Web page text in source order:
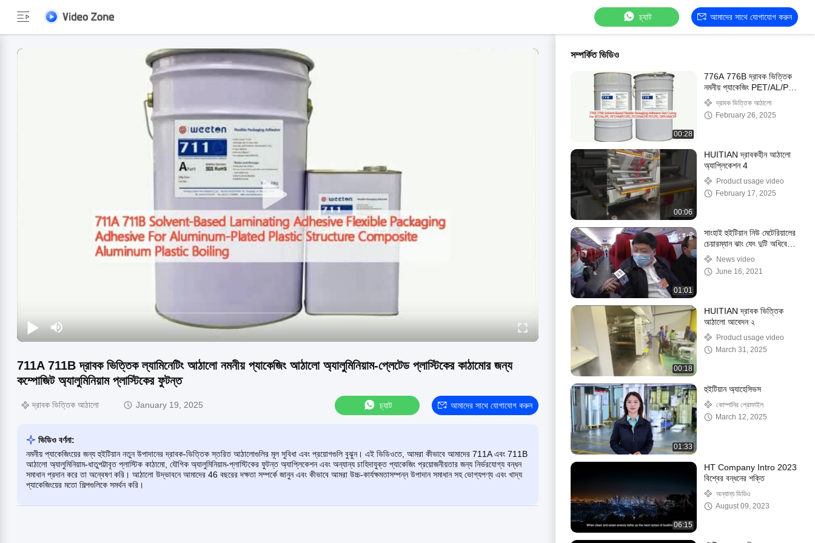
চ্যাট আমাদের সাথে যোগাযোগ করুন
711A 711B দ্রাবক ভিত্তিক ল্যামিনেটিং আঠালো নমনীয় প্যাকেজিং আঠালো অ্যালুমিনিয়াম-প্লেটেড প্লাস্টিকের কাঠামোর জন্য
কম্পোজিট অ্যালুমিনিয়াম প্লাস্টিকের ফুটন্ত
দ্রাবক ভিত্তিক আঠালো January 19, 2025 চ্যাট আমাদের সাথে যোগাযোগ করুন
ভিডিও বর্ণনা:
নমনীয় প্যাকেজিংয়ের জন্য হুইটিয়ান নতুন উপাদানের দ্রাবক-ভিত্তিক স্তরিত আঠালোগুলির মূল সুবিধা এবং প্রয়োগগুলি বুঝুন। এই ভিডিওতে, আমরা কীভাবে আমাদের 711A এবং 711B
আঠালো অ্যালুমিনিয়াম-ধাতুপট্টাবৃত প্লাস্টিক কাঠামো, যৌগিক অ্যালুমিনিয়াম-প্লাস্টিকের ফুটন্ত অ্যাপ্লিকেশন এবং অন্যান্য চাহিদাযুক্ত প্যাকেজিং প্রয়োজনীয়তার জন্য নির্ভরযোগ্য বন্ধন
সমাধান প্রদান করে তা অন্বেষণ করি। আঠালো উদ্ভাবনে আমাদের 46 বছরের দক্ষতা সম্পর্কে জানুন এবং কীভাবে আমরা উচ্চ-কার্যক্ষমতাসম্পন্ন উপাদান সমাধান সহ ভোগ্যপণ্য এবং খাদ্য
প্যাকেজিংয়ের মতো শিল্পগুলিকে সমর্থন করি।
সম্পর্কিত ভিডিও
00:28
776A 776B দ্রাবক ভিত্তিক
নমনীয় প্যাকেজিং PET/AL/PE,
VMCPP, PE,
OPP/VMCPP এর জন্য দ্রুত
নিরাময়কারী আঠালো
দ্রাবক ভিত্তিক আঠালো
February 26, 2025
00:06
HUITIAN দ্রাবকহীন আঠালো
অ্যাপ্লিকেশন 4
Product usage video
February 17, 2025
01:01
সাংহাই হুইটিয়ান নিউ মেটেরিয়ালের
চেয়ারম্যান ঝাং ফেং দুটি অধিবেশনে
যোগ দিতে বেইজিং গিয়েছিলেন
News video
June 16, 2021
00:18
HUITIAN দ্রাবক ভিত্তিক
আঠালো আবেদন ২
Product usage video
March 31, 2025
01:33
হুইটিয়ান অ্যাহেসিভস
কোম্পানির প্রোফাইল
March 12, 2025
06:15
HT Company Intro 2023
বিশ্বের বন্ধনের শক্তি
অন্যান্য ভিডিও
August 09, 2023